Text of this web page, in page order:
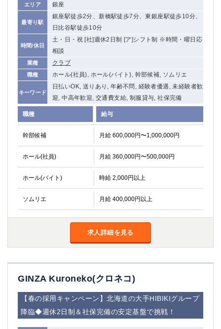
エリア 銀座
最寄り駅
銀座駅徒歩2分、新橋駅徒歩7分、東銀座駅徒歩10分、
日比谷駅徒歩10分
時間/休日
土・日・祝 [社]週休2日制 [ア]シフト制 ※時間・曜日応
相談
業種 クラブ
職種 ホール(社員), ホール(バイト), 幹部候補, ソムリエ
キーワード
日払いOK, 送りあり, 年齢不問, 経験者優遇, 未経験者歓
迎, 中高年歓迎, 交通費支給, 制服貸与, 社保完備
職種 給与
幹部候補 月給 600,000円〜1,000,000円
ホール(社員) 月給 360,000円〜500,000円
ホール(バイト) 時給 2,000円以上
ソムリエ 月給 400,000円以上
求人詳細を見る
GINZA Kuroneko(クロネコ)
【春の採用キャンペーン】北海道の大手HIBIKIグループ
降臨◆週休2日制＆社保完備の安定基盤で挑戦！
本厚木
藤沢
平塚
武蔵小杉
小田原
横浜・桜木町
関内・馬車道・日ノ出町
元住吉
戸塚
大船
厚木
横須賀
桜木町
埼玉県
大宮
南越谷
所沢
熊谷
獨協大学前＜草加松原＞ 北浦和（西口）
川口
船橋
津田沼
西船橋
佐倉
柏（西口）
木更津